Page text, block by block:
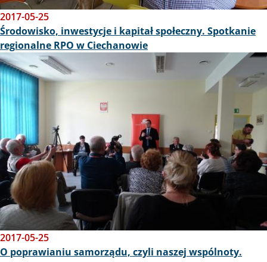
2017-05-25
Środowisko, inwestycje i kapitał społeczny. Spotkanie
regionalne RPO w Ciechanowie
Obraz
2017-05-25
O poprawianiu samorządu, czyli naszej wspólnoty.